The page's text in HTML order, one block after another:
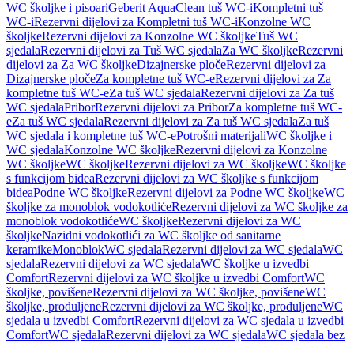
WC školjke i pisoariGeberit AquaClean tuš WC-iKompletni tuš
WC-iRezervni dijelovi za Kompletni tuš WC-iKonzolne WC
školjkeRezervni dijelovi za Konzolne WC školjkeTuš WC
sjedalaRezervni dijelovi za Tuš WC sjedalaZa WC školjkeRezervni
dijelovi za Za WC školjkeDizajnerske pločeRezervni dijelovi za
Dizajnerske pločeZa kompletne tuš WC-eRezervni dijelovi za Za
kompletne tuš WC-eZa tuš WC sjedalaRezervni dijelovi za Za tuš
WC sjedalaPriborRezervni dijelovi za PriborZa kompletne tuš WC-
eZa tuš WC sjedalaRezervni dijelovi za Za tuš WC sjedalaZa tuš
WC sjedala i kompletne tuš WC-ePotrošni materijaliWC školjke i
WC sjedalaKonzolne WC školjkeRezervni dijelovi za Konzolne
WC školjkeWC školjkeRezervni dijelovi za WC školjkeWC školjke
s funkcijom bideaRezervni dijelovi za WC školjke s funkcijom
bideaPodne WC školjkeRezervni dijelovi za Podne WC školjkeWC
školjke za monoblok vodokotlićeRezervni dijelovi za WC školjke za
monoblok vodokotlićeWC školjkeRezervni dijelovi za WC
školjkeNazidni vodokotlići za WC školjke od sanitarne
keramikeMonoblokWC sjedalaRezervni dijelovi za WC sjedalaWC
sjedalaRezervni dijelovi za WC sjedalaWC školjke u izvedbi
ComfortRezervni dijelovi za WC školjke u izvedbi ComfortWC
školjke, povišeneRezervni dijelovi za WC školjke, povišeneWC
školjke, produljeneRezervni dijelovi za WC školjke, produljeneWC
sjedala u izvedbi ComfortRezervni dijelovi za WC sjedala u izvedbi
ComfortWC sjedalaRezervni dijelovi za WC sjedalaWC sjedala bez